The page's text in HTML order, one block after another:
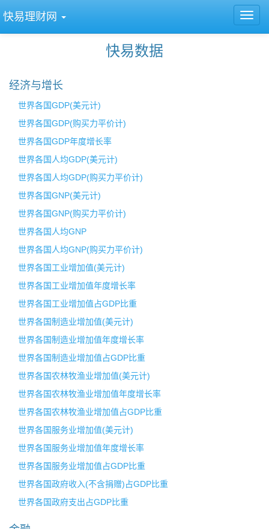
快易理财网
快易数据
经济与增长
世界各国GDP(美元计)
世界各国GDP(购买力平价计)
世界各国GDP年度增长率
世界各国人均GDP(美元计)
世界各国人均GDP(购买力平价计)
世界各国GNP(美元计)
世界各国GNP(购买力平价计)
世界各国人均GNP
世界各国人均GNP(购买力平价计)
世界各国工业增加值(美元计)
世界各国工业增加值年度增长率
世界各国工业增加值占GDP比重
世界各国制造业增加值(美元计)
世界各国制造业增加值年度增长率
世界各国制造业增加值占GDP比重
世界各国农林牧渔业增加值(美元计)
世界各国农林牧渔业增加值年度增长率
世界各国农林牧渔业增加值占GDP比重
世界各国服务业增加值(美元计)
世界各国服务业增加值年度增长率
世界各国服务业增加值占GDP比重
世界各国政府收入(不含捐赠)占GDP比重
世界各国政府支出占GDP比重